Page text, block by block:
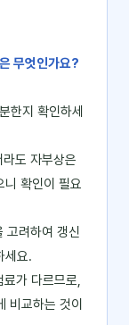
무엇인가요?
한지 확인하세
도 자부상은
니 확인이 필요
고려하여 갱신
세요.
가 다르므로,
비교하는 것이